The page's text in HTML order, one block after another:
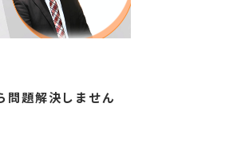
問題解決しません